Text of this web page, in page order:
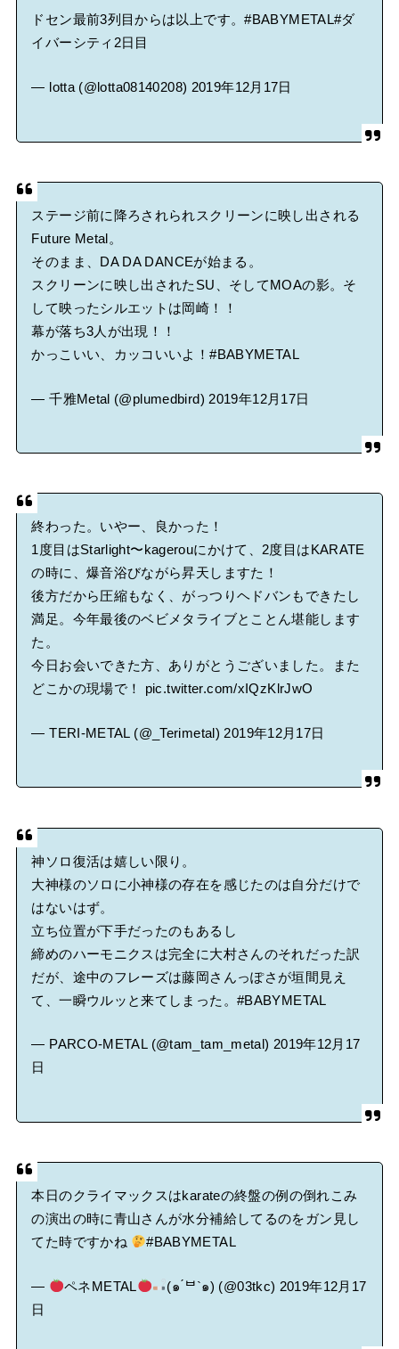
ドセン最前3列目からは以上です。#BABYMETAL#ダ
イバーシティ2日目
— lotta (@lotta08140208) 2019年12月17日
ステージ前に降ろされられスクリーンに映し出される
Future Metal。
そのまま、DA DA DANCEが始まる。
スクリーンに映し出されたSU、そしてMOAの影。そ
して映ったシルエットは岡崎！！
幕が落ち3人が出現！！
かっこいい、カッコいいよ！#BABYMETAL
— 千雅Metal (@plumedbird) 2019年12月17日
終わった。いやー、良かった！
1度目はStarlight〜kagerouにかけて、2度目はKARATE
の時に、爆音浴びながら昇天しますた！
後方だから圧縮もなく、がっつりヘドバンもできたし
満足。今年最後のベビメタライブとことん堪能します
た。
今日お会いできた方、ありがとうございました。また
どこかの現場で！ pic.twitter.com/xIQzKlrJwO
— TERI-METAL (@_Terimetal) 2019年12月17日
神ソロ復活は嬉しい限り。
大神様のソロに小神様の存在を感じたのは自分だけで
はないはず。
立ち位置が下手だったのもあるし
締めのハーモニクスは完全に大村さんのそれだった訳
だが、途中のフレーズは藤岡さんっぽさが垣間見え
て、一瞬ウルッと来てしまった。 #BABYMETAL
— PARCO-METAL (@tam_tam_metal) 2019年12月17
日
本日のクライマックスはkarateの終盤の例の倒れこみ
の演出の時に青山さんが水分補給してるのをガン見し
てた時ですかね
#BABYMETAL
— ペネMETAL (๑ ́ᄇ`๑) (@03tkc) 2019年12月17
日